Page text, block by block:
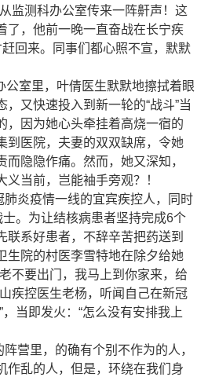
监测科办公室传来一阵鼾声！这
了，他前一晚一直奋战在长宁疾
回来。同事们都心照不宣，默默
公室里，叶倩医生默默地擦拭着眼
又快速投入到新一轮的“战斗”当
，因为她心头牵挂着高烧一宿的
到医院，夫妻的双双缺席，令她
而隐隐作痛。然而，她又深知，
当前，岂能袖手旁观？！
肺炎疫情一线的宜宾疾控人，同时
士。为让结核病患者坚持完成6个
联系好患者，不辞辛苦把药送到
生院的村医李雪特地在除夕给她
不要出门，我马上到你家来，给
疾控医生老杨，听闻自己在新冠
当即发火：“怎么没有安排我上
营里，的确有个别不作为的人，
作乱的人，但是，环绕在我们身